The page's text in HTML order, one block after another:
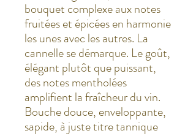
bouquet complexe aux notes
fruitées et épicées en harmonie
les unes avec les autres. La
cannelle se démarque. Le goût,
élégant plutôt que puissant,
des notes mentholées
amplifient la fraîcheur du vin.
Bouche douce, enveloppante,
sapide, à juste titre tannique